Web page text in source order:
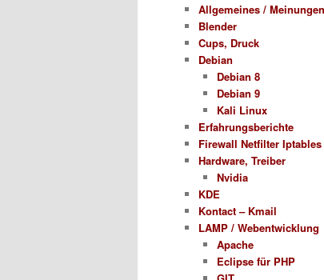
Allgemeines / Meinungen
Blender
Cups, Druck
Debian
Debian 8
Debian 9
Kali Linux
Erfahrungsberichte
Firewall Netfilter Iptables
Hardware, Treiber
Nvidia
KDE
Kontact – Kmail
LAMP / Webentwicklung
Apache
Eclipse für PHP